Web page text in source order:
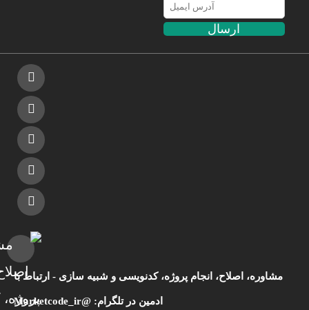
ارسال
مشاوره، اصلاح، انجام پروژه، کدنویسی و شبیه سازی - ارتباط با
ادمین در تلگرام: @Marketcode_ir